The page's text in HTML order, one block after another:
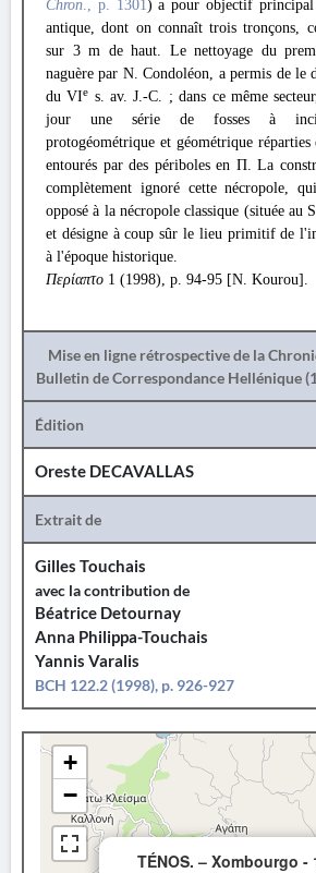
Chron., p. 1301) a pour objectif
antique, dont on connaît trois tronçons,
sur 3 m de haut. Le nettoyage du
naguère par Ν. Condoléon, a permis de le
du VIe s. av. J.-C. ; dans ce même
jour une série de fosses à
protogéométrique et géométrique réparties
entourés par des périboles en Π. La
complètement ignoré cette nécropole,
opposé à la nécropole classique (située au
et désigne à coup sûr le lieu primitif de
à l'époque historique.
Περίαπτο 1 (1998), p. 94-95 [N. Kourou].
Mise en ligne rétrospective de la
Bulletin de Correspondance Hellénique
Édition
Oreste DECAVALLAS
Extrait de
Gilles Touchais
avec la contribution de
Béatrice Detournay
Anna Philippa-Touchais
Yannis Varalis
BCH 122.2 (1998), p. 926-927
TÉNOS. – Xombourgo -
+
−